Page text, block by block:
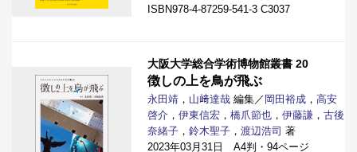
ISBN978-4-87259-541-3 C3037
大阪大学総合学術博物館叢書 20
徴しの上を鳥が飛ぶ
永田靖 ， 山﨑達哉 編集／ 岡田裕成 ， 高安
啓介 ， 伊東信宏 ， 橋爪節也 ， 伊藤謙 ， 古後
奈緒子 ， 鈴木聖子 ， 渡辺浩司 著
2023年03月31日 A4判・94ページ